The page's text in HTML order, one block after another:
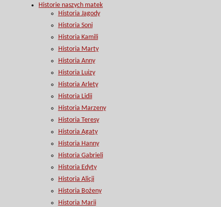
Historie naszych matek
Historia Jagody
Historia Soni
Historia Kamili
Historia Marty
Historia Anny
Historia Luizy
Historia Arlety
Historia Lidii
Historia Marzeny
Historia Teresy
Historia Agaty
Historia Hanny
Historia Gabrieli
Historia Edyty
Historia Alicji
Historia Bożeny
Historia Marii